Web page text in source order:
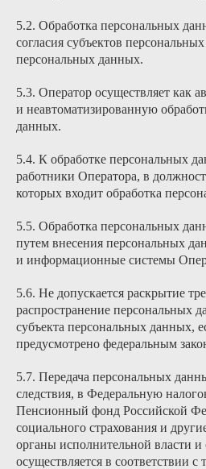
5.2. Обработка персональных
согласия субъектов
персональных данных.
5.3. Оператор осуществляет как
и неавтоматизированную
данных.
5.4. К обработке персональных
работники Оператора, в
которых входит обработка
5.5. Обработка персональных
путем внесения персональных
и информационные системы
5.6. Не допускается раскрытие
распространение персональных
субъекта персональных данных,
предусмотрено федеральным
5.7. Передача персональных
следствия, в Федеральную
Пенсионный фонд Российской
социального страхования и
органы исполнительной власти и
осуществляется в соответствии с